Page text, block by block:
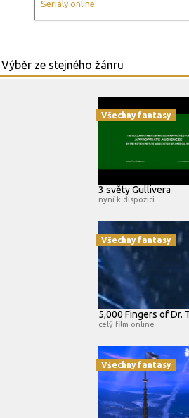
Seriály online
Všechny fantasy
3 světy Gullivera
nyní k dispozici
Všechny fantasy
5,000 Fingers of Dr.
celý film online
Všechny fantasy